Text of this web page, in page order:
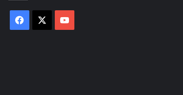
Facebook